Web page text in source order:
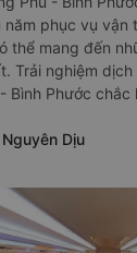
năm phục vụ vận
thể mang đến
Trải nghiệm
Bình Phước chắc
Dịu